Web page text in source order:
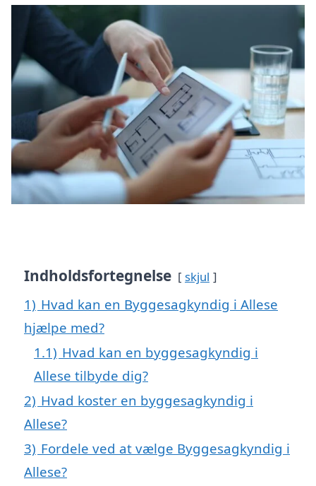
Indholdsfortegnelse skjul
1) Hvad kan en Byggesagkyndig i Allese
hjælpe med?
1.1) Hvad kan en byggesagkyndig i
Allese tilbyde dig?
2) Hvad koster en byggesagkyndig i
Allese?
3) Fordele ved at vælge Byggesagkyndig i
Allese?